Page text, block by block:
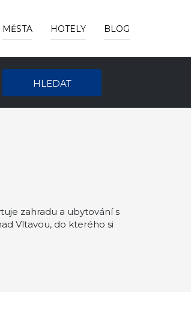
MĚSTA HOTELY BLOG
HLEDAT
zahradu a ubytování s
Vltavou, do kterého si